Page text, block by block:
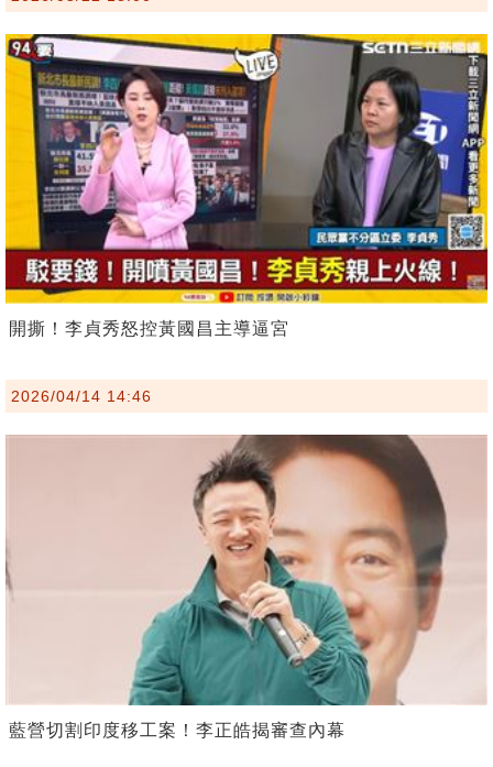
開撕！李貞秀怒控黃國昌主導逼宮
2026/04/14 14:46
藍營切割印度移工案！李正皓揭審查內幕